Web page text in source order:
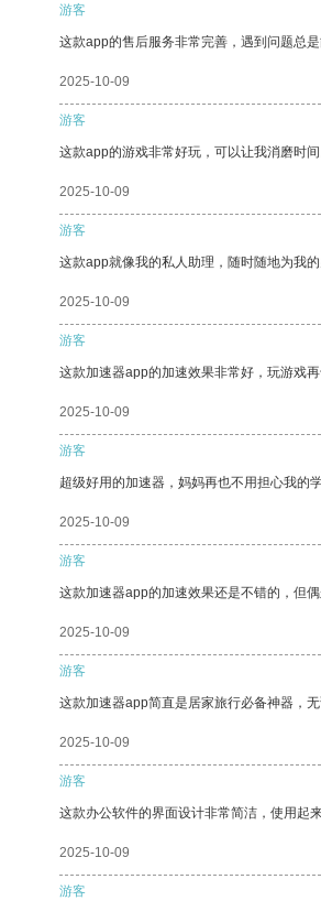
游客
这款app的售后服务非常完善，遇到问题总
2025-10-09
游客
这款app的游戏非常好玩，可以让我消磨时间
2025-10-09
游客
这款app就像我的私人助理，随时随地为我的
2025-10-09
游客
这款加速器app的加速效果非常好，玩游戏
2025-10-09
游客
超级好用的加速器，妈妈再也不用担心我的
2025-10-09
游客
这款加速器app的加速效果还是不错的，但
2025-10-09
游客
这款加速器app简直是居家旅行必备神器，
2025-10-09
游客
这款办公软件的界面设计非常简洁，使用起
2025-10-09
游客